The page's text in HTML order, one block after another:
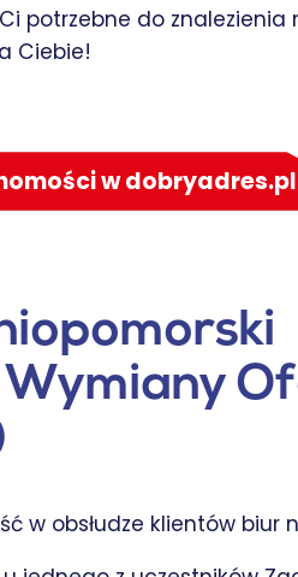
potrzebne do znalezienia
Ciebie!
w dobryadres.pl
w obsłudze klientów biur